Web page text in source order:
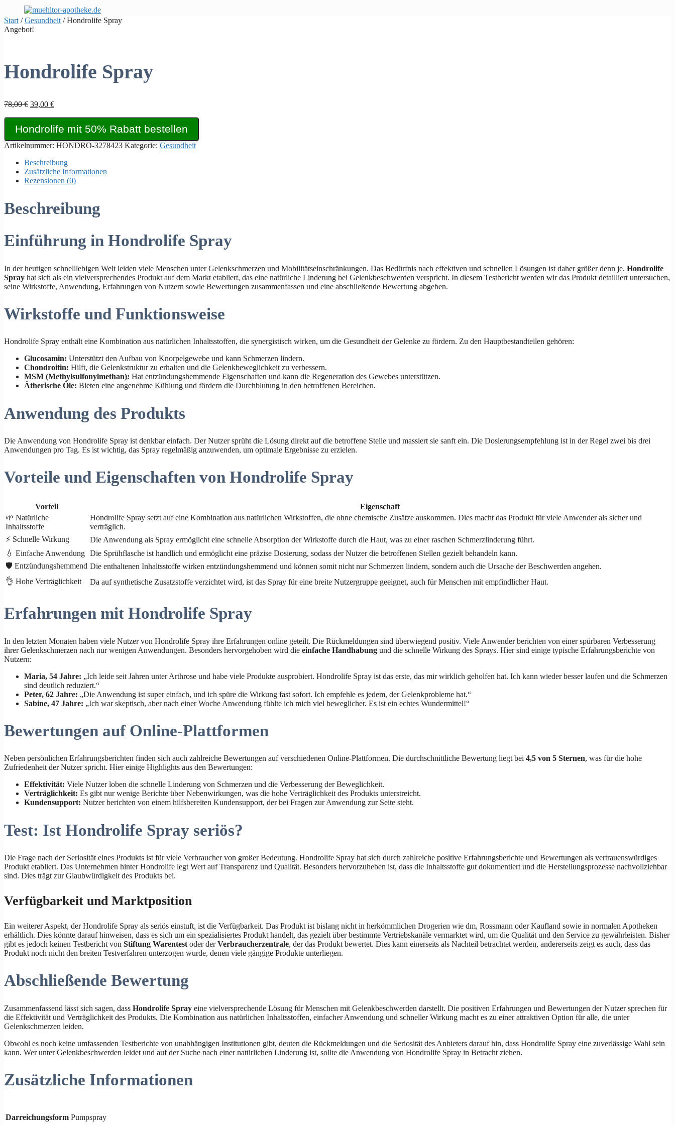
Inhalt
springen
Start /Gesundheit / Hondrolife Spray
Angebot!
Hondrolife Spray
78,00€ Ursprünglicher
78,00 €
39,00 €Aktueller
39,00 €.
Hondrolife mit 50% Rabatt bestellen
Artikelnummer: HONDRO-3278423 Kategorie: Gesundheit
Beschreibung
Zusätzliche Informationen
Rezensionen (0)
Beschreibung
Einführung in Hondrolife Spray
In der heutigen schnelllebigen Welt leiden viele Menschen unter Gelenkschmerzen und Mobilitätseinschränkungen. Das Bedürfnis nach effektiven und schnellen Lösungen ist daher größer denn je. Hondrolife
Spray hat sich als ein vielversprechendes Produkt auf dem Markt etabliert, das eine natürliche Linderung bei Gelenkbeschwerden verspricht. In diesem Testbericht werden wir das Produkt detailliert untersuchen,
seine Wirkstoffe, Anwendung, Erfahrungen von Nutzern sowie Bewertungen zusammenfassen und eine abschließende Bewertung abgeben.
Wirkstoffe und Funktionsweise
Hondrolife Spray enthält eine Kombination aus natürlichen Inhaltsstoffen, die synergistisch wirken, um die Gesundheit der Gelenke zu fördern. Zu den Hauptbestandteilen gehören:
Glucosamin: Unterstützt den Aufbau von Knorpelgewebe und kann Schmerzen lindern.
Chondroitin: Hilft, die Gelenkstruktur zu erhalten und die Gelenkbeweglichkeit zu verbessern.
MSM (Methylsulfonylmethan): Hat entzündungshemmende Eigenschaften und kann die Regeneration des Gewebes unterstützen.
Ätherische Öle: Bieten eine angenehme Kühlung und fördern die Durchblutung in den betroffenen Bereichen.
Anwendung des Produkts
Die Anwendung von Hondrolife Spray ist denkbar einfach. Der Nutzer sprüht die Lösung direkt auf die betroffene Stelle und massiert sie sanft ein. Die Dosierungsempfehlung ist in der Regel zwei bis drei
Anwendungen pro Tag. Es ist wichtig, das Spray regelmäßig anzuwenden, um optimale Ergebnisse zu erzielen.
Vorteile und Eigenschaften von Hondrolife Spray
Vorteil
Eigenschaft
🌱 Natürliche
Inhaltsstoffe
Hondrolife Spray setzt auf eine Kombination aus natürlichen Wirkstoffen, die ohne chemische Zusätze auskommen. Dies macht das Produkt für viele Anwender als sicher und
verträglich.
⚡ Schnelle Wirkung
Die Anwendung als Spray ermöglicht eine schnelle Absorption der Wirkstoffe durch die Haut, was zu einer raschen Schmerzlinderung führt.
💧 Einfache Anwendung Die Sprühflasche ist handlich und ermöglicht eine präzise Dosierung, sodass der Nutzer die betroffenen Stellen gezielt behandeln kann.
🛡️ Entzündungshemmend Die enthaltenen Inhaltsstoffe wirken entzündungshemmend und können somit nicht nur Schmerzen lindern, sondern auch die Ursache der Beschwerden angehen.
👌 Hohe Verträglichkeit
Da auf synthetische Zusatzstoffe verzichtet wird, ist das Spray für eine breite Nutzergruppe geeignet, auch für Menschen mit empfindlicher Haut.
Erfahrungen mit Hondrolife Spray
In den letzten Monaten haben viele Nutzer von Hondrolife Spray ihre Erfahrungen online geteilt. Die Rückmeldungen sind überwiegend positiv. Viele Anwender berichten von einer spürbaren Verbesserung
ihrer Gelenkschmerzen nach nur wenigen Anwendungen. Besonders hervorgehoben wird die einfache Handhabung und die schnelle Wirkung des Sprays. Hier sind einige typische Erfahrungsberichte von
Nutzern:
Maria, 54 Jahre: „Ich leide seit Jahren unter Arthrose und habe viele Produkte ausprobiert. Hondrolife Spray ist das erste, das mir wirklich geholfen hat. Ich kann wieder besser laufen und die Schmerzen
sind deutlich reduziert.“
Peter, 62 Jahre: „Die Anwendung ist super einfach, und ich spüre die Wirkung fast sofort. Ich empfehle es jedem, der Gelenkprobleme hat.“
Sabine, 47 Jahre: „Ich war skeptisch, aber nach einer Woche Anwendung fühlte ich mich viel beweglicher. Es ist ein echtes Wundermittel!“
Bewertungen auf Online-Plattformen
Neben persönlichen Erfahrungsberichten finden sich auch zahlreiche Bewertungen auf verschiedenen Online-Plattformen. Die durchschnittliche Bewertung liegt bei 4,5 von 5 Sternen, was für die hohe
Zufriedenheit der Nutzer spricht. Hier einige Highlights aus den Bewertungen:
Effektivität: Viele Nutzer loben die schnelle Linderung von Schmerzen und die Verbesserung der Beweglichkeit.
Verträglichkeit: Es gibt nur wenige Berichte über Nebenwirkungen, was die hohe Verträglichkeit des Produkts unterstreicht.
Kundensupport: Nutzer berichten von einem hilfsbereiten Kundensupport, der bei Fragen zur Anwendung zur Seite steht.
Test: Ist Hondrolife Spray seriös?
Die Frage nach der Seriosität eines Produkts ist für viele Verbraucher von großer Bedeutung. Hondrolife Spray hat sich durch zahlreiche positive Erfahrungsberichte und Bewertungen als vertrauenswürdiges
Produkt etabliert. Das Unternehmen hinter Hondrolife legt Wert auf Transparenz und Qualität. Besonders hervorzuheben ist, dass die Inhaltsstoffe gut dokumentiert und die Herstellungsprozesse nachvollziehbar
sind. Dies trägt zur Glaubwürdigkeit des Produkts bei.
Verfügbarkeit und Marktposition
Ein weiterer Aspekt, der Hondrolife Spray als seriös einstuft, ist die Verfügbarkeit. Das Produkt ist bislang nicht in herkömmlichen Drogerien wie dm, Rossmann oder Kaufland sowie in normalen Apotheken
erhältlich. Dies könnte darauf hinweisen, dass es sich um ein spezialisiertes Produkt handelt, das gezielt über bestimmte Vertriebskanäle vermarktet wird, um die Qualität und den Service zu gewährleisten. Bisher
gibt es jedoch keinen Testbericht von Stiftung Warentest oder derVerbraucherzentrale, der das Produkt bewertet. Dies kann einerseits als Nachteil betrachtet werden, andererseits zeigt es auch, dass das
Produkt noch nicht den breiten Testverfahren unterzogen wurde, denen viele gängige Produkte unterliegen.
Abschließende Bewertung
Zusammenfassend lässt sich sagen, dass Hondrolife Spray eine vielversprechende Lösung für Menschen mit Gelenkbeschwerden darstellt. Die positiven Erfahrungen und Bewertungen der Nutzer sprechen für
die Effektivität und Verträglichkeit des Produkts. Die Kombination aus natürlichen Inhaltsstoffen, einfacher Anwendung und schneller Wirkung macht es zu einer attraktiven Option für alle, die unter
Gelenkschmerzen leiden.
Obwohl es noch keine umfassenden Testberichte von unabhängigen Institutionen gibt, deuten die Rückmeldungen und die Seriosität des Anbieters darauf hin, dass Hondrolife Spray eine zuverlässige Wahl sein
kann. Wer unter Gelenkbeschwerden leidet und auf der Suche nach einer natürlichen Linderung ist, sollte die Anwendung von Hondrolife Spray in Betracht ziehen.
Zusätzliche Informationen
Darreichungsform Pumpspray